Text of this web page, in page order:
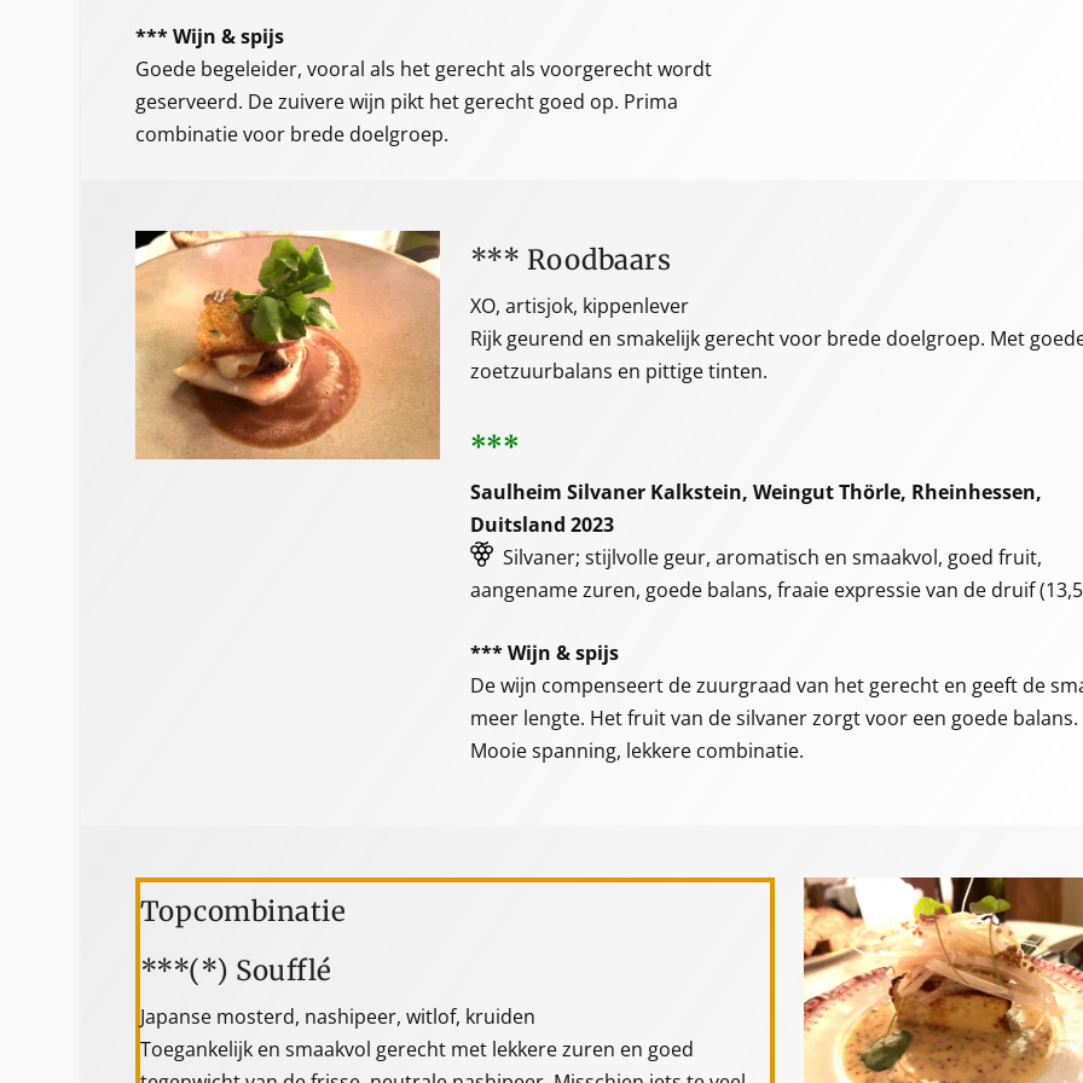
*** Wijn & spijs
Goede begeleider, vooral als het gerecht als voorgerecht wordt
geserveerd. De zuivere wijn pikt het gerecht goed op. Prima
combinatie voor brede doelgroep.
*** Roodbaars
XO, artisjok, kippenlever
Rijk geurend en smakelijk gerecht voor brede doelgroep. Met
zoetzuurbalans en pittige tinten.
***
Saulheim Silvaner Kalkstein, Weingut Thörle, Rheinhessen,
Duitsland 2023
Silvaner; stijlvolle geur, aromatisch en smaakvol, goed fruit,
aangename zuren, goede balans, fraaie expressie van de druif
*** Wijn & spijs
De wijn compenseert de zuurgraad van het gerecht en geeft de
meer lengte. Het fruit van de silvaner zorgt voor een goede balans.
Mooie spanning, lekkere combinatie.
Topcombinatie
***(*) Soufflé
Japanse mosterd, nashipeer, witlof, kruiden
Toegankelijk en smaakvol gerecht met lekkere zuren en goed